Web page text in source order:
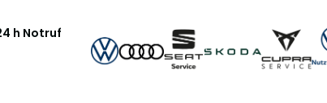
h Notruf